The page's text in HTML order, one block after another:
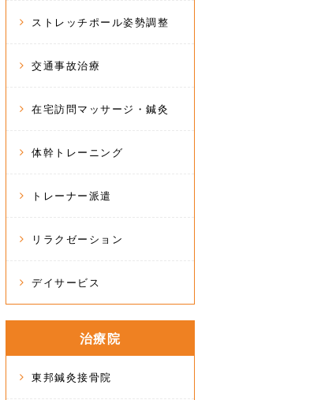
ストレッチポール姿勢調整
交通事故治療
在宅訪問マッサージ・鍼灸
体幹トレーニング
トレーナー派遣
リラクゼーション
デイサービス
治療院
東邦鍼灸接骨院